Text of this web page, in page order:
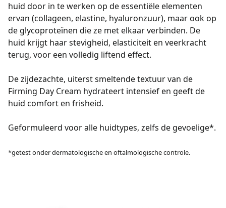
huid door in te werken op de essentiële elementen
ervan (collageen, elastine, hyaluronzuur), maar ook op
de glycoproteïnen die ze met elkaar verbinden. De
huid krijgt haar stevigheid, elasticiteit en veerkracht
terug, voor een volledig liftend effect.
De zijdezachte, uiterst smeltende textuur van de
Firming Day Cream hydrateert intensief en geeft de
huid comfort en frisheid.
Geformuleerd voor alle huidtypes, zelfs de gevoelige*.
*getest onder dermatologische en oftalmologische controle.